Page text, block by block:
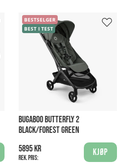
BESTSELGER
BEST I TEST
BUGABOO BUTTERFLY 2
BLACK/FOREST GREEN
5895 kr
Rek. pris:
Kjøp